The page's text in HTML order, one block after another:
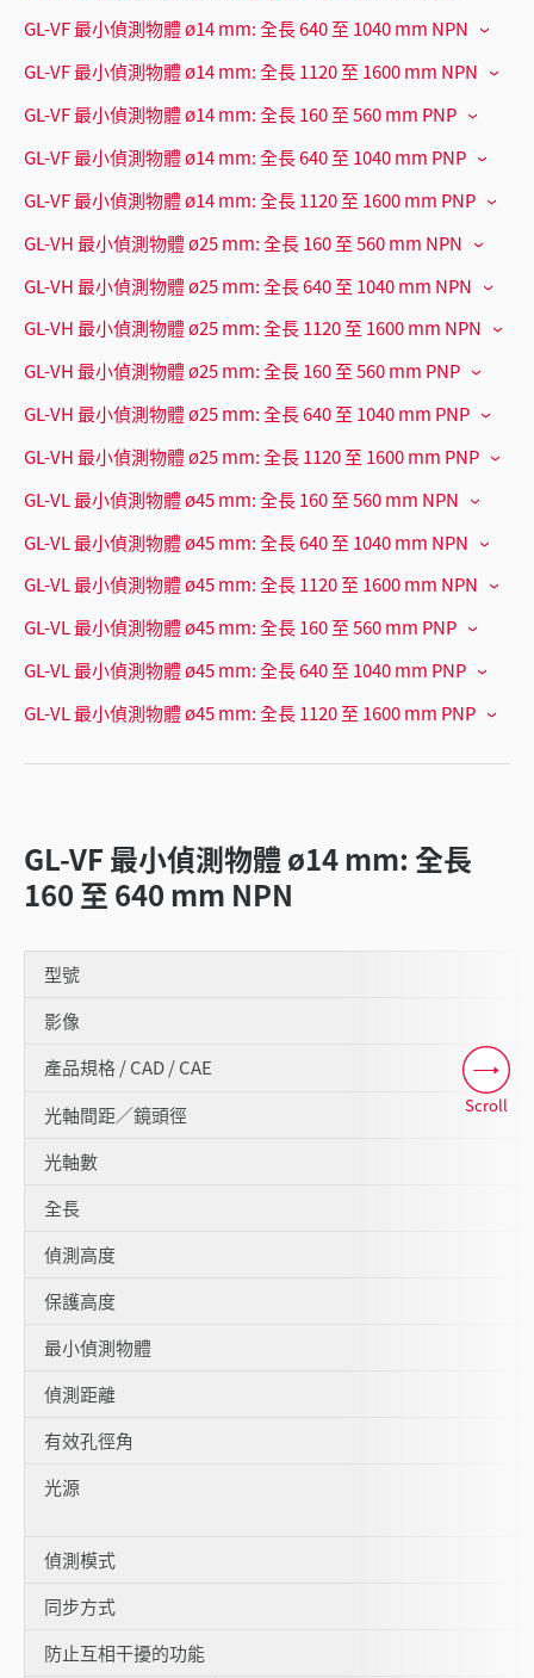
GL-VF 最小偵測物體 ø14 mm: 全長 640 至 1040 mm NPN
GL-VF 最小偵測物體 ø14 mm: 全長 1120 至 1600 mm NPN
GL-VF 最小偵測物體 ø14 mm: 全長 160 至 560 mm PNP
GL-VF 最小偵測物體 ø14 mm: 全長 640 至 1040 mm PNP
GL-VF 最小偵測物體 ø14 mm: 全長 1120 至 1600 mm PNP
GL-VH 最小偵測物體 ø25 mm: 全長 160 至 560 mm NPN
GL-VH 最小偵測物體 ø25 mm: 全長 640 至 1040 mm NPN
GL-VH 最小偵測物體 ø25 mm: 全長 1120 至 1600 mm NPN
GL-VH 最小偵測物體 ø25 mm: 全長 160 至 560 mm PNP
GL-VH 最小偵測物體 ø25 mm: 全長 640 至 1040 mm PNP
GL-VH 最小偵測物體 ø25 mm: 全長 1120 至 1600 mm PNP
GL-VL 最小偵測物體 ø45 mm: 全長 160 至 560 mm NPN
GL-VL 最小偵測物體 ø45 mm: 全長 640 至 1040 mm NPN
GL-VL 最小偵測物體 ø45 mm: 全長 1120 至 1600 mm NPN
GL-VL 最小偵測物體 ø45 mm: 全長 160 至 560 mm PNP
GL-VL 最小偵測物體 ø45 mm: 全長 640 至 1040 mm PNP
GL-VL 最小偵測物體 ø45 mm: 全長 1120 至 1600 mm PNP
GL-VF 最小偵測物體 ø14 mm: 全長
160 至 640 mm NPN
型號
影像
產品規格 / CAD / CAE
光軸間距／鏡頭徑
光軸數
全長
偵測高度
保護高度
最小偵測物體
偵測距離
有效孔徑角
光源
偵測模式
同步方式
防止互相干擾的功能
Scroll